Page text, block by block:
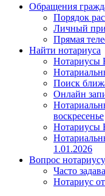
Обращения
Порядок
Личный
Прямая
Найти нотариуса
Нотариусы
Поиск
Онлайн
воскресенье
Нотариусы
1.01.2026
Вопрос нотариусу
Часто
Нотариус